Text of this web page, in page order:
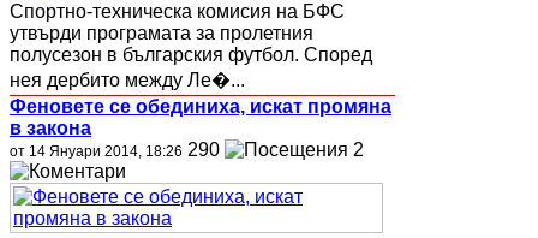
Спортно-техническа комисия на БФС
утвърди програмата за пролетния
полусезон в българския футбол. Според
нея дербито между Ле�...
Феновете се обединиха, искат промяна
в закона
от 14 Януари 2014, 18:26 290 2